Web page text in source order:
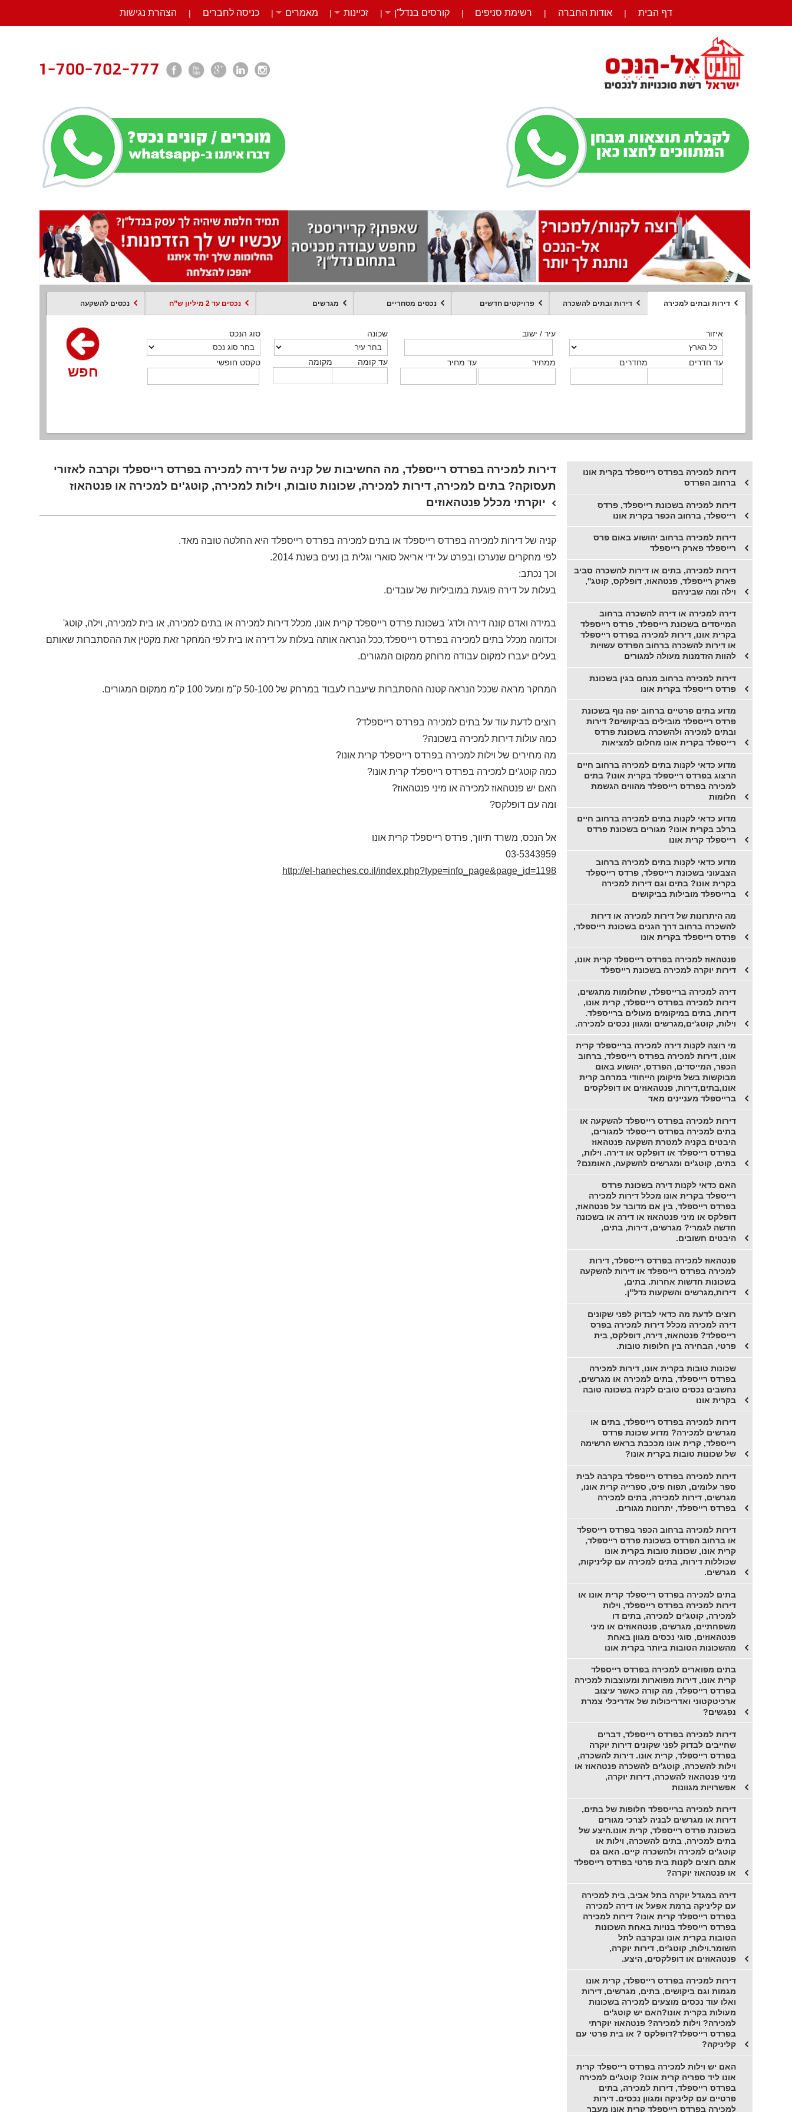
דף הבית | אודות החברה | רשימת סניפים | קורסים בנדל”ן | זכיינות | מאמרים | כניסה לחברים | הצהרת נגישות
דירות ובתים למכירה דירות ובתים להשכרה פרויקטים חדשים נכסים מסחריים מגרשים נכסים עד 2 מיליון ש”ח נכסים להשקעה
איזור
מחדרים עד חדרים
עיר / ישוב
ממחיר עד מחיר
שכונה
מקומה עד קומה
סוג הנכס
טקסט חופשי
חפש
איזור
מחדרים עד חדרים
עיר / ישוב
ממחיר עד מחיר
שכונה
מקומה עד קומה
סוג הנכס
טקסט חופשי
חפש
איזור
מחדרים עד חדרים
עיר / ישוב
ממחיר עד מחיר
שכונה
מקומה עד קומה
סוג הנכס
טקסט חופשי
חפש
איזור
סוג הנכס
עיר / ישוב
ממחיר עד מחיר
שכונה
מקומה עד קומה
סוג עסקה
טקסט חופשי
חפש
סוג הנכס ממחיר מקומה
חפש
איזור
מחדרים עד חדרים
עיר / ישוב
מקומה עד קומה
שכונה
טקסט חופשי
סוג הנכס
חפש
איזור
סוג הנכס
עיר / ישוב
ממחיר עד מחיר
שכונה
מקומה עד קומה
טקסט חופשי
חפש
דירות למכירה בפרדס רייספלד, מה החשיבות של קניה של דירה למכירה בפרדס רייספלד וקרבה לאזורי
תעסוקה? בתים למכירה, דירות למכירה, שכונות טובות, וילות למכירה, קוטג'ים למכירה או פנטהאוז
יוקרתי מכלל פנטהאוזים
קניה של דירות למכירה בפרדס רייספלד או בתים למכירה בפרדס רייספלד היא החלטה טובה מאד.
לפי מחקרים שנערכו ובפרט על ידי אריאל סוארי וגלית בן נעים בשנת 2014.
וכך נכתב:
בעלות על דירה פוגעת במוביליות של עובדים.
במידה ואדם קונה דירה ולדג' בשכונת פרדס רייספלד קרית אונו, מכלל דירות למכירה או בתים למכירה, או בית למכירה, וילה, קוטג'
וכדומה מכלל בתים למכירה בפרדס רייספלד,ככל הנראה אותה בעלות על דירה או בית לפי המחקר זאת מקטין את ההסתברות שאותם
בעלים יעברו למקום עבודה מרוחק ממקום המגורים.
המחקר מראה שככל הנראה קטנה ההסתברות שיעברו לעבוד במרחק של 50-100 ק"מ ומעל 100 ק"מ ממקום המגורים.
רוצים לדעת עוד על בתים למכירה בפרדס רייספלד?
כמה עולות דירות למכירה בשכונה?
מה מחירים של וילות למכירה בפרדס רייספלד קרית אונו?
כמה קוטג'ים למכירה בפרדס רייספלד קרית אונו?
האם יש פנטהאוז למכירה או מיני פנטהאוז?
ומה עם דופלקס?
אל הנכס, משרד תיווך, פרדס רייספלד קרית אונו
03-5343959
http://el-haneches.co.il/index.php?type=info_page&page_id=1198
דירות למכירה בפרדס רייספלד בקרית אונו
ברחוב הפרדס
דירות למכירה בשכונת רייספלד, פרדס
רייספלד, ברחוב הכפר בקרית אונו
דירות למכירה ברחוב יהושוע באום פרס
רייספלד פארק רייספלד
דירות למכירה, בתים או דירות להשכרה סביב
פארק רייספלד, פנטהאוז, דופלקס, קוטג'',
וילה ומה שביניהם
דירה למכירה או דירה להשכרה ברחוב
המייסדים בשכונת רייספלד, פרדס רייספלד
בקרית אונו, דירות למכירה בפרדס רייספלד
או דירות להשכרה ברחוב הפרדס עשויות
להוות הזדמנות מעולה למגורים
דירות למכירה ברחוב מנחם בגין בשכונת
פרדס רייספלד בקרית אונו
מדוע בתים פרטיים ברחוב יפה נוף בשכונת
פרדס רייספלד מובילים בביקושים? דירות
ובתים למכירה ולהשכרה בשכונת פרדס
רייספלד בקרית אונו מחלום למציאות
מדוע כדאי לקנות בתים למכירה ברחוב חיים
הרצוג בפרדס רייספלד בקרית אונו? בתים
למכירה בפרדס רייספלד מהווים הגשמת
חלומות
מדוע כדאי לקנות בתים למכירה ברחוב חיים
ברלב בקרית אונו? מגורים בשכונת פרדס
רייספלד קרית אונו
מדוע כדאי לקנות בתים למכירה ברחוב
הצבעוני בשכונת רייספלד, פרדס רייספלד
בקרית אונו? בתים וגם דירות למכירה
ברייספלד מובילות בביקושים
מה היתרונות של דירות למכירה או דירות
להשכרה ברחוב דרך הגנים בשכונת רייספלד,
פרדס רייספלד בקרית אונו
פנטהאוז למכירה בפרדס רייספלד קרית אונו,
דירות יוקרה למכירה בשכונת רייספלד
דירה למכירה ברייספלד, שחלומות מתגשים,
דירות למכירה בפרדס רייספלד, קרית אונו,
דירות, בתים במיקומים מעולים ברייספלד.
וילות, קוטג'ים,מגרשים ומגוון נכסים למכירה.
מי רוצה לקנות דירה למכירה ברייספלד קרית
אונו, דירות למכירה בפרדס רייספלד, ברחוב
הכפר, המייסדים, הפרדס, יהושוע באום
מבוקשות בשל מיקומן הייחודי במרחב קרית
אונו,בתים,דירות, פנטהאוזים או דופלקסים
ברייספלד מעניינים מאד
דירות למכירה בפרדס רייספלד להשקעה או
בתים למכירה בפרדס רייספלד למגורים,
היבטים בקניה למטרת השקעה פנטהאוז
בפרדס רייספלד או דופלקס או דירה. וילות,
בתים, קוטג'ים ומגרשים להשקעה, האומנם?
האם כדאי לקנות דירה בשכונת פרדס
רייספלד בקרית אונו מכלל דירות למכירה
בפרדס רייספלד, בין אם מדובר על פנטהאוז,
דופלקס או מיני פנטהאוז או דירה או בשכונה
חדשה לגמרי? מגרשים, דירות, בתים,
היבטים חשובים.
פנטהאוז למכירה בפרדס רייספלד, דירות
למכירה בפרדס רייספלד או דירות להשקעה
בשכונות חדשות אחרות. בתים,
דירות,מגרשים והשקעות נדל"ן.
רוצים לדעת מה כדאי לבדוק לפני שקונים
דירה למכירה מכלל דירות למכירה בפרס
רייספלד? פנטהאוז, דירה, דופלקס, בית
פרטי, הבחירה בין חלופות טובות.
שכונות טובות בקרית אונו, דירות למכירה
בפרדס רייספלד, בתים למכירה או מגרשים,
נחשבים נכסים טובים לקניה בשכונה טובה
בקרית אונו
דירות למכירה בפרדס רייספלד, בתים או
מגרשים למכירה? מדוע שכונת פרדס
רייספלד, קרית אונו מככבת בראש הרשימה
של שכונות טובות בקרית אונו?
דירות למכירה בפרדס רייספלד בקרבה לבית
ספר עלומים, תפוח פיס, ספרייה קרית אונו,
מגרשים, דירות למכירה, בתים למכירה
בפרדס רייספלד, יתרונות מגורים.
דירות למכירה ברחוב הכפר בפרדס רייספלד
או ברחוב הפרדס בשכונת פרדס רייספלד,
קרית אונו, שכונות טובות בקרית אונו
שכוללות דירות, בתים למכירה עם קליניקות,
מגרשים.
בתים למכירה בפרדס רייספלד קרית אונו או
דירות למכירה בפרדס רייספלד, וילות
למכירה, קוטג'ים למכירה, בתים דו
משפחתיים, מגרשים, פנטהאוזים או מיני
פנטהאוזים, סוגי נכסים מגוון באחת
מהשכונות הטובות ביותר בקרית אונו
בתים מפוארים למכירה בפרדס רייספלד
קרית אונו, דירות מפוארות ומעוצבות למכירה
בפרדס רייספלד, מה קורה כאשר עיצוב
ארכיטקטוני ואדריכולות של אדריכלי צמרת
נפגשים?
דירות למכירה בפרדס רייספלד, דברים
שחייבים לבדוק לפני שקונים דירות יוקרה
בפרדס רייספלד, קרית אונו. דירות להשכרה,
וילות להשכרה, קוטג'ים להשכרה פנטהאוז או
מיני פנטהאוז להשכרה, דירות יוקרה,
אפשרויות מגוונות
דירות למכירה ברייספלד חלופות של בתים,
דירות או מגרשים לבניה לצרכי מגורים
בשכונת פרדס רייספלד, קרית אונו.היצע של
בתים למכירה, בתים להשכרה, וילות או
קוטג'ים למכירה ולהשכרה קיים. האם גם
אתם רוצים לקנות בית פרטי בפרדס רייספלד
או פנטהאוז יוקרה?
דירה במגדל יוקרה בתל אביב, בית למכירה
עם קליניקה ברמת אפעל או דירה למכירה
בפרדס רייספלד קרית אונו? דירות למכירה
בפרדס רייספלד בנויות באחת השכונות
הטובות בקרית אונו ובקרבה לתל
השומר.וילות, קוטג'ים, דירות יוקרה,
פנטהאוזים או דופלקסים, היצע.
דירות למכירה בפרדס רייספלד, קרית אונו
מגמות וגם ביקושים, בתים, מגרשים, דירות
ואלו עוד נכסים מוצעים למכירה בשכונות
מעולות בקרית אונו?האם יש קוטג'ים
למכירה? וילות למכירה? פנטהאוז יוקרתי
בפרדס רייספלד?דופלקס ? או בית פרטי עם
קליניקה?
האם יש וילות למכירה בפרדס רייספלד קרית
אונו ליד ספריה קרית אונו? קוטג'ים למכירה
בפרדס רייספלד, דירות למכירה, בתים
פרטיים עם קליניקה ומגוון נכסים. דירות
למכירה בפרדס רייספלד קרית אונו מעבר